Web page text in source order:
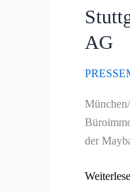
AG
der
kauft
das
der
GIEAG